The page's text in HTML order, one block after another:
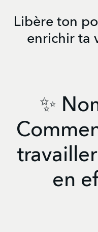
Libère ton
enrichir ta
✨
en